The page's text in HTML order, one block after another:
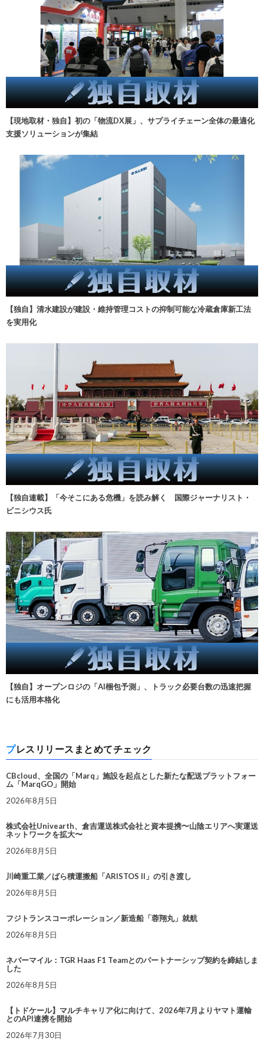
【現地取材・独自】初の「物流DX展」、サプライチェーン全体の最適化
支援ソリューションが集結
【独自】清水建設が建設・維持管理コストの抑制可能な冷蔵倉庫新工法
を実用化
【独自連載】「今そこにある危機」を読み解く 国際ジャーナリスト・
ビニシウス氏
【独自】オープンロジの「AI梱包予測」、トラック必要台数の迅速把握
にも活用本格化
プレスリリースまとめてチェック
CBcloud、全国の「Marq」施設を起点とした新たな配送プラットフォー
ム「MarqGO」開始
2026年8月5日
株式会社Univearth、倉吉運送株式会社と資本提携〜山陰エリアへ実運送
ネットワークを拡大〜
2026年8月5日
川崎重工業／ばら積運搬船「ARISTOS II」の引き渡し
2026年8月5日
フジトランスコーポレーション／新造船「蓉翔丸」就航
2026年8月5日
ネバーマイル：TGR Haas F1 Teamとのパートナーシップ契約を締結しま
した
2026年8月5日
【トドケール】マルチキャリア化に向けて、2026年7月よりヤマト運輸
とのAPI連携を開始
2026年7月30日